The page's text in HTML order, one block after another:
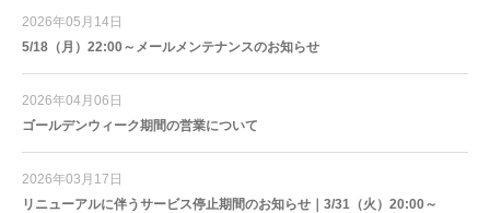
2026年05月14日
5/18（月）22:00～メールメンテナンスのお知らせ
2026年04月06日
ゴールデンウィーク期間の営業について
2026年03月17日
リニューアルに伴うサービス停止期間のお知らせ｜3/31（火）20:00～